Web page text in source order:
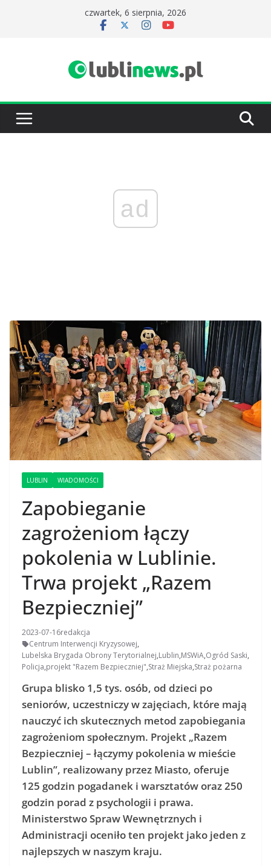
czwartek, 6 sierpnia, 2026
ad
LUBLIN WIADOMOŚCI
Zapobieganie
zagrożeniom łączy
pokolenia w Lublinie.
Trwa projekt „Razem
Bezpieczniej”
2023-07-16redakcja
Centrum Interwencji Kryzysowej,
Lubelska Brygada Obrony Terytorialnej,Lublin,MSWiA,Ogród Saski,
Policja,projekt "Razem Bezpieczniej",Straż Miejska,Straż pożarna
Grupa blisko 1,5 tys. osób, od dzieci po
seniorów, uczestniczy w zajęciach, które mają
nauczyć ich skutecznych metod zapobiegania
zagrożeniom społecznym. Projekt „Razem
Bezpieczniej – łączymy pokolenia w mieście
Lublin”, realizowany przez Miasto, oferuje
125 godzin pogadanek i warsztatów oraz 250
godzin porad z psychologii i prawa.
Ministerstwo Spraw Wewnętrznych i
Administracji oceniło ten projekt jako jeden z
najlepszych w naszym kraju.